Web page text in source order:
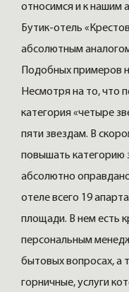
относимся и к нашим
Бутик-отель
абсолютным
Подобных примеров
Несмотря на то, что
категория «четыре
пяти звездам. В
повышать категорию
абсолютно
отеле всего 19
площади. В нем есть
персональным
бытовых вопросах, а
горничные, услуги